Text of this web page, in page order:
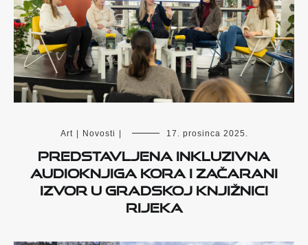
Art Novosti 17. prosinca 2025.
Predstavljena inkluzivna
audioknjiga Kora i začarani
izvor u Gradskoj knjižnici
Rijeka